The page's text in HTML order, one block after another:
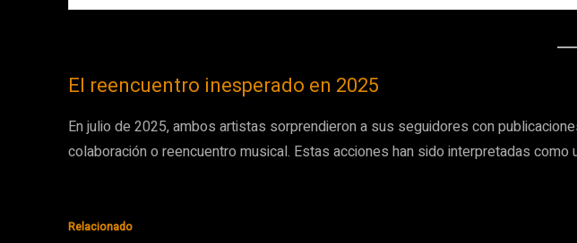
El reencuentro inesperado en 2025
En julio de 2025, ambos artistas sorprendieron a sus seguidores con
colaboración o reencuentro musical. Estas acciones han sido interpretadas
Relacionado